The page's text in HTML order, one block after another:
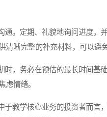
。定期、礼貌地询问进度，
晰完整的补充材料，可以避
，务必在预估的最长时间基
虑情绪。
教学核心业务的投资者而言